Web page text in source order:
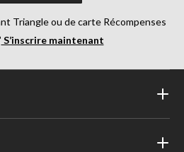
Triangle ou de carte Récompenses
S’inscrire maintenant